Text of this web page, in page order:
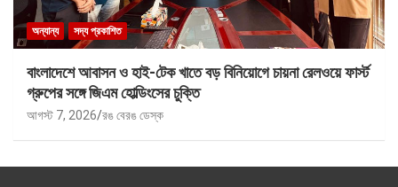
অন্যান্য সদ্য প্রকাশিত
বাংলাদেশে আবাসন ও হাই-টেক খাতে বড় বিনিয়োগে চায়না রেলওয়ে ফার্স্ট
গ্রুপের সঙ্গে জিএম হোল্ডিংসের চুক্তি
আগস্ট 7, 2026 রঙ বেরঙ ডেস্ক